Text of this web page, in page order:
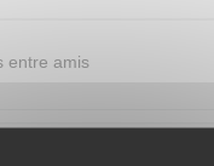
entre amis